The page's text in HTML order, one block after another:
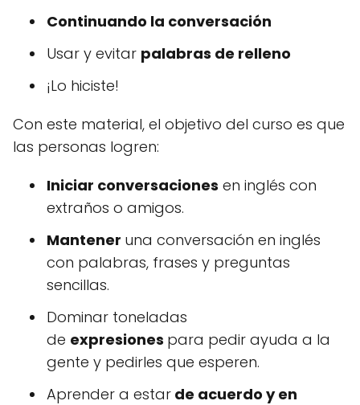
Continuando la conversación
Usar y evitar palabras de relleno
¡Lo hiciste!
Con este material, el objetivo del curso es que
las personas logren:
Iniciar conversaciones en inglés con
extraños o amigos.
Mantener una conversación en inglés
con palabras, frases y preguntas
sencillas.
Dominar toneladas
de expresiones para pedir ayuda a la
gente y pedirles que esperen.
Aprender a estar de acuerdo y en